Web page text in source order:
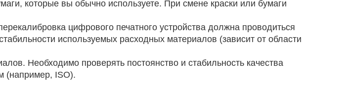
которые вы обычно используете. При смене краски или бумаги
цифрового печатного устройства должна проводиться
используемых расходных материалов (зависит от области
Необходимо проверять постоянство и стабильность качества
(например, ISO).